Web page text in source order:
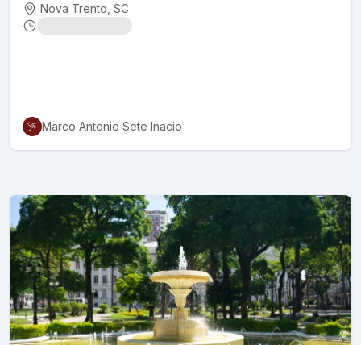
Nova Trento, SC
Marco Antonio Sete Inacio